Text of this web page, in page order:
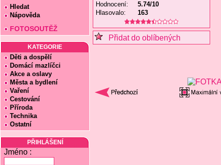
Hledat
Nápověda
FOTOSOUTĚŽ
KATEGORIE
Děti a dospělí
Domácí mazlíčci
Akce a oslavy
Města a bydlení
Vaření
Cestování
Příroda
Technika
Ostatní
PŘIHLÁŠENÍ
Jméno :
Hodnocení:
5.74/10
Hlasovalo:
163
Přidat do oblíbených